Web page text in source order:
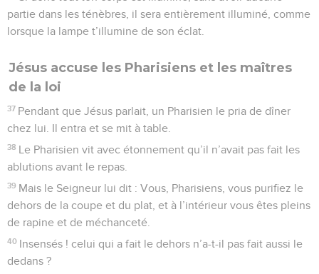
partie dans les ténèbres, il sera entièrement illuminé, comme
lorsque la lampe t’illumine de son éclat.
Jésus accuse les Pharisiens et les maîtres
de la loi
37 Pendant que Jésus parlait, un Pharisien le pria de dîner
chez lui. Il entra et se mit à table.
38 Le Pharisien vit avec étonnement qu’il n’avait pas fait les
ablutions avant le repas.
39 Mais le Seigneur lui dit : Vous, Pharisiens, vous purifiez le
dehors de la coupe et du plat, et à l’intérieur vous êtes pleins
de rapine et de méchanceté.
40 Insensés ! celui qui a fait le dehors n’a-t-il pas fait aussi le
dedans ?